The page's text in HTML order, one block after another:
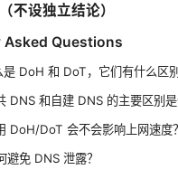
不设独立结论）
Asked Questions
是 DoH 和 DoT，它们有什么区别
DNS 和自建 DNS 的主要区别是
DoH/DoT 会不会影响上网速度？
避免 DNS 泄露？